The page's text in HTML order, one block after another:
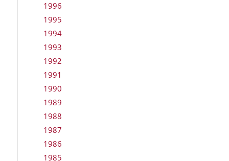
1996
1995
1994
1993
1992
1991
1990
1989
1988
1987
1986
1985